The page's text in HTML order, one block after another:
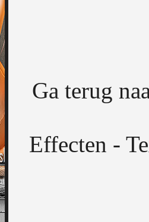
Ga terug
Effecten -